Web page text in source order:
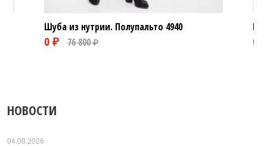
Шуба из нутрии. Полупальто 4940
НОВОСТИ
04.08.2026